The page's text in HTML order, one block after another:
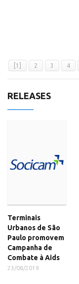
[1] 2 3 4
RELEASES
Terminais
Urbanos de São
Paulo promovem
Campanha de
Combate à Aids
23/08/2019